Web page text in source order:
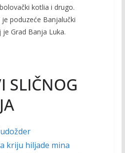
čki kotlia i drugo.
je poduzeće Banjalučki
Grad Banja Luka.
SLIČNOG
kriju hiljade mina